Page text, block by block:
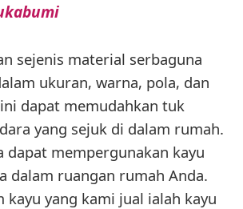
sejenis material serbaguna
ukuran, warna, pola, dan
dapat memudahkan tuk
yang sejuk di dalam rumah.
dapat mempergunakan kayu
dalam ruangan rumah Anda.
kayu yang kami jual ialah kayu